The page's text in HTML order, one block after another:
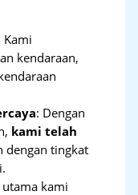
Kami
kendaraan,
: Dengan
kami telah
dengan tingkat
utama kami